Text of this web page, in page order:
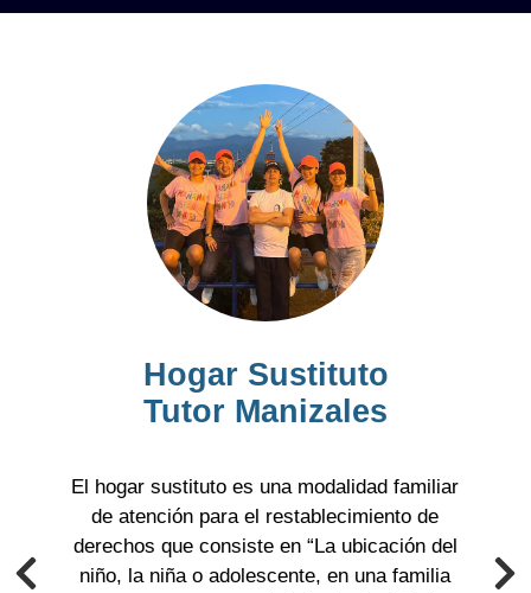
Hogar Sustituto
Tutor Manizales
El hogar sustituto es una modalidad familiar
de atención para el restablecimiento de
derechos que consiste en “La ubicación del
niño, la niña o adolescente, en una familia